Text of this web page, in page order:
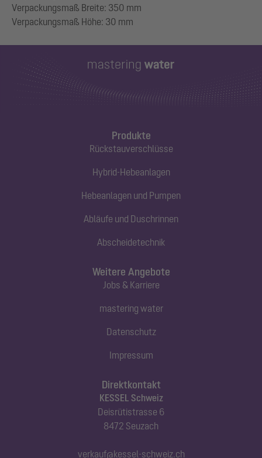
Verpackungsmaß Breite: 350 mm
Produkte
Rückstauverschlüsse
Hybrid-Hebeanlagen
Hebeanlagen und Pumpen
Abläufe und Duschrinnen
Abscheidetechnik
Direktkontakt
KESSEL Schweiz
Deisrütistrasse 6
8472 Seuzach
verkauf@kessel-schweiz.ch
Weitere Angebote
Jobs & Karriere
mastering water
Datenschutz
Impressum